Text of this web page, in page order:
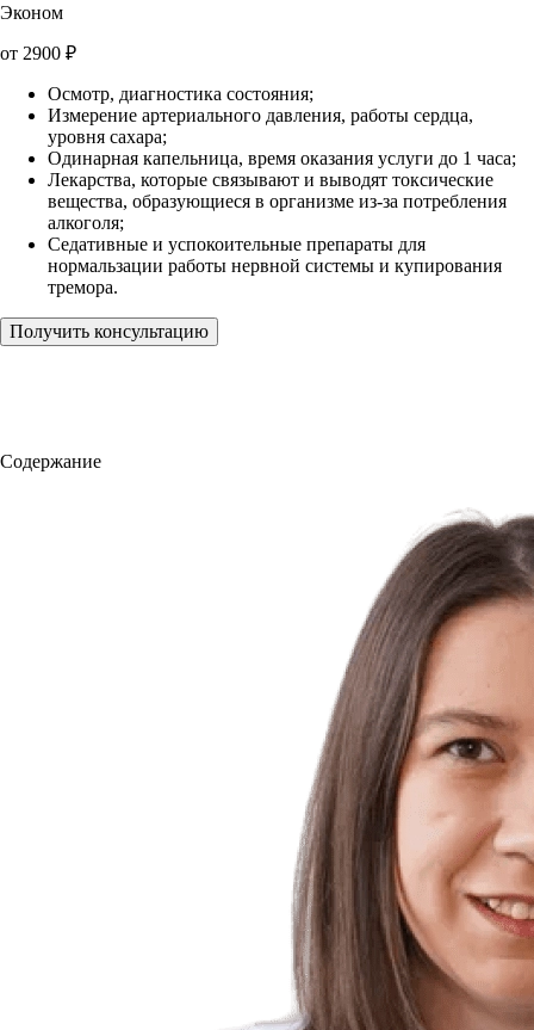
Эконом
от 2900 ₽
Осмотр, диагностика состояния;
Измерение артериального давления, работы сердца,
уровня сахара;
Одинарная капельница, время оказания услуги до 1 часа;
Лекарства, которые связывают и выводят токсические
вещества, образующиеся в организме из-за потребления
алкоголя;
Седативные и успокоительные препараты для
нормальзации работы нервной системы и купирования
тремора.
Получить консультацию
Содержание